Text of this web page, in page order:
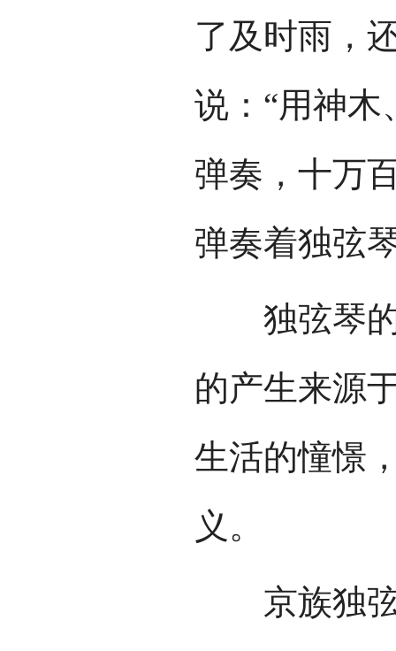
了及时雨，
说：“用神
弹奏，十万
弹奏着独弦
独弦琴的
的产生来源
生活的憧憬
义。
京族独弦